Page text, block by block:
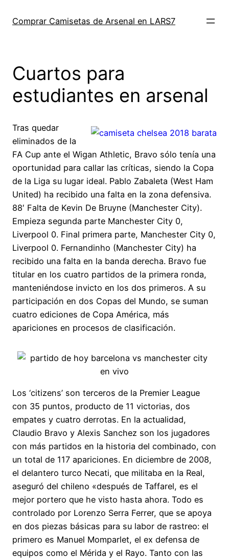
Comprar Camisetas de Arsenal en LARS7
Cuartos para
estudiantes en arsenal
Tras quedar
eliminados de la
FA Cup ante el Wigan Athletic, Bravo sólo tenía una
oportunidad para callar las críticas, siendo la Copa
de la Liga su lugar ideal. Pablo Zabaleta (West Ham
United) ha recibido una falta en la zona defensiva.
88′ Falta de Kevin De Bruyne (Manchester City).
Empieza segunda parte Manchester City 0,
Liverpool 0. Final primera parte, Manchester City 0,
Liverpool 0. Fernandinho (Manchester City) ha
recibido una falta en la banda derecha. Bravo fue
titular en los cuatro partidos de la primera ronda,
manteniéndose invicto en los dos primeros. A su
participación en dos Copas del Mundo, se suman
cuatro ediciones de Copa América, más
apariciones en procesos de clasificación.
Los ‘citizens’ son terceros de la Premier League
con 35 puntos, producto de 11 victorias, dos
empates y cuatro derrotas. En la actualidad,
Claudio Bravo y Alexis Sanchez son los jugadores
con más partidos en la historia del combinado, con
un total de 117 apariciones. En diciembre de 2008,
el delantero turco Necati, que militaba en la Real,
aseguró del chileno «después de Taffarel, es el
mejor portero que he visto hasta ahora. Todo es
controlado por Lorenzo Serra Ferrer, que se apoya
en dos piezas básicas para su labor de rastreo: el
primero es Manuel Momparlet, el ex defensa de
equipos como el Mérida y el Rayo. Tanto con las